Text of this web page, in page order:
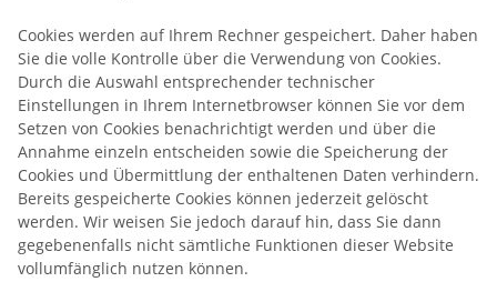
Cookies werden auf Ihrem Rechner gespeichert. Daher haben
Sie die volle Kontrolle über die Verwendung von Cookies.
Durch die Auswahl entsprechender technischer
Einstellungen in Ihrem Internetbrowser können Sie vor dem
Setzen von Cookies benachrichtigt werden und über die
Annahme einzeln entscheiden sowie die Speicherung der
Cookies und Übermittlung der enthaltenen Daten verhindern.
Bereits gespeicherte Cookies können jederzeit gelöscht
werden. Wir weisen Sie jedoch darauf hin, dass Sie dann
gegebenenfalls nicht sämtliche Funktionen dieser Website
vollumfänglich nutzen können.